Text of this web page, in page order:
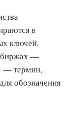
в
ключей,
биржах —
— термин,
обозначения